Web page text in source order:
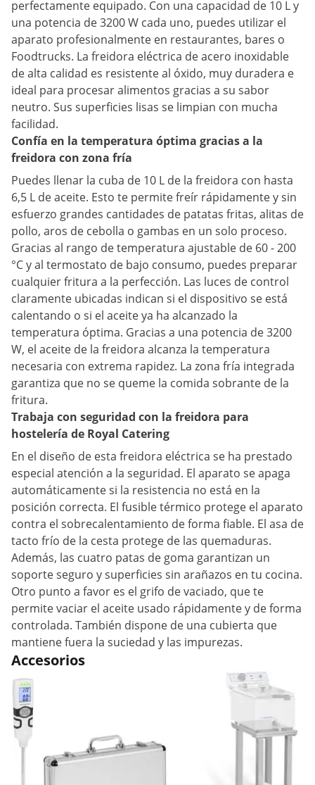
perfectamente equipado. Con una capacidad de 10 L y
una potencia de 3200 W cada uno, puedes utilizar el
aparato profesionalmente en restaurantes, bares o
Foodtrucks. La freidora eléctrica de acero inoxidable
de alta calidad es resistente al óxido, muy duradera e
ideal para procesar alimentos gracias a su sabor
neutro. Sus superficies lisas se limpian con mucha
facilidad.
Confía en la temperatura óptima gracias a la
freidora con zona fría
Puedes llenar la cuba de 10 L de la freidora con hasta
6,5 L de aceite. Esto te permite freír rápidamente y sin
esfuerzo grandes cantidades de patatas fritas, alitas de
pollo, aros de cebolla o gambas en un solo proceso.
Gracias al rango de temperatura ajustable de 60 - 200
°C y al termostato de bajo consumo, puedes preparar
cualquier fritura a la perfección. Las luces de control
claramente ubicadas indican si el dispositivo se está
calentando o si el aceite ya ha alcanzado la
temperatura óptima. Gracias a una potencia de 3200
W, el aceite de la freidora alcanza la temperatura
necesaria con extrema rapidez. La zona fría integrada
garantiza que no se queme la comida sobrante de la
fritura.
Trabaja con seguridad con la freidora para
hostelería de Royal Catering
En el diseño de esta freidora eléctrica se ha prestado
especial atención a la seguridad. El aparato se apaga
automáticamente si la resistencia no está en la
posición correcta. El fusible térmico protege el aparato
contra el sobrecalentamiento de forma fiable. El asa de
tacto frío de la cesta protege de las quemaduras.
Además, las cuatro patas de goma garantizan un
soporte seguro y superficies sin arañazos en tu cocina.
Otro punto a favor es el grifo de vaciado, que te
permite vaciar el aceite usado rápidamente y de forma
controlada. También dispone de una cubierta que
mantiene fuera la suciedad y las impurezas.
Accesorios